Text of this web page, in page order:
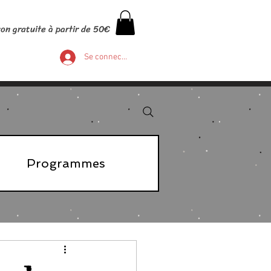
gratuite à partir de 50€
Se connecter
Programmes